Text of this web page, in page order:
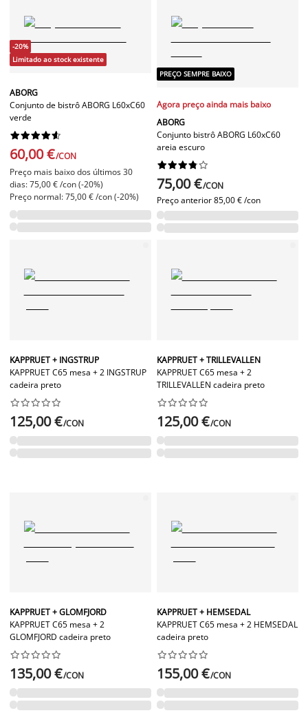
-20%
Limitado ao stock existente
ABORG
Conjunto de bistrô ABORG L60xC60
verde






60,00 €/CON
Preço mais baixo dos últimos 30
dias: 75,00 € /con (-20%)
Preço normal: 75,00 € /con (-20%)
PREÇO SEMPRE BAIXO
Agora preço ainda mais baixo
ABORG
Conjunto bistrô ABORG L60xC60
areia escuro






75,00 €/CON
Preço anterior85,00 € /con
KAPPRUET + INGSTRUP
KAPPRUET C65 mesa + 2 INGSTRUP
cadeira preto






125,00 €/CON
KAPPRUET + TRILLEVALLEN
KAPPRUET C65 mesa + 2
TRILLEVALLEN cadeira preto






125,00 €/CON
KAPPRUET + GLOMFJORD
KAPPRUET C65 mesa + 2
GLOMFJORD cadeira preto






135,00 €/CON
KAPPRUET + HEMSEDAL
KAPPRUET C65 mesa + 2 HEMSEDAL
cadeira preto






155,00 €/CON